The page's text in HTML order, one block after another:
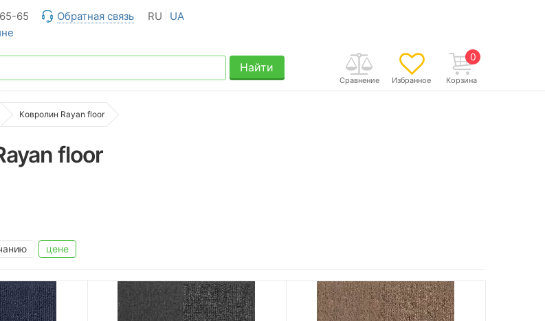
65 Обратная связь RU
UA
0
Корзина
Избранное
Сравнение
Найти
Ковролин Rayan floor
floor
цене